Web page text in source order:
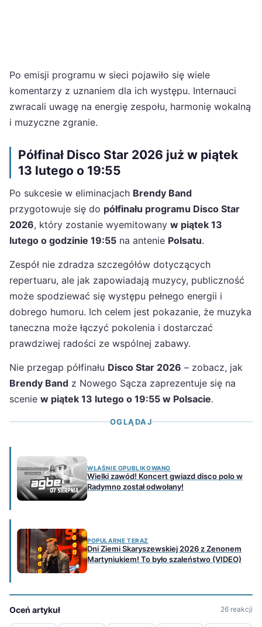
Po emisji programu w sieci pojawiło się wiele
komentarzy z uznaniem dla ich występu. Internauci
zwracali uwagę na energię zespołu, harmonię wokalną
i muzyczne zgranie.
Półfinał Disco Star 2026 już w piątek
13 lutego o 19:55
Po sukcesie w eliminacjach Brendy Band
przygotowuje się do półfinału programu Disco Star
2026, który zostanie wyemitowany w piątek 13
lutego o godzinie 19:55 na antenie Polsatu.
Zespół nie zdradza szczegółów dotyczących
repertuaru, ale jak zapowiadają muzycy, publiczność
może spodziewać się występu pełnego energii i
dobrego humoru. Ich celem jest pokazanie, że muzyka
taneczna może łączyć pokolenia i dostarczać
prawdziwej radości ze wspólnej zabawy.
Nie przegap półfinału Disco Star 2026 – zobacz, jak
Brendy Band z Nowego Sącza zaprezentuje się na
scenie w piątek 13 lutego o 19:55 w Polsacie.
OGLĄDAJ
WŁAŚNIE OPUBLIKOWANO
Wielki zawód! Koncert gwiazd disco polo w
Radymno został odwołany!
POPULARNE TERAZ
Dni Ziemi Skaryszewskiej 2026 z Zenonem
Martyniukiem! To było szaleństwo (VIDEO)
Oceń artykuł 26 reakcji